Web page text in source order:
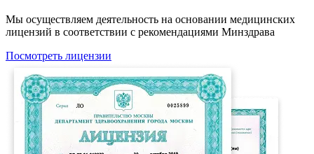
Мы осуществляем деятельность на основании медицинских
лицензий в соответствии с рекомендациями Минздрава
Посмотреть лицензии